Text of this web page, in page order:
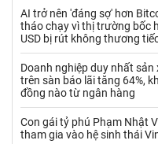
Khí đốt
Kim loại khác
Muối
Nhựa - Hạt nhựa
AI trở nên 'đáng sợ' hơn
tháo chạy vì thị trường bốc
USD bị rút không thương
Doanh nghiệp duy nhất sản
trên sàn báo lãi tăng 64%,
đồng nào từ ngân hàng
Con gái tỷ phú Phạm Nhật
tham gia vào hệ sinh thái